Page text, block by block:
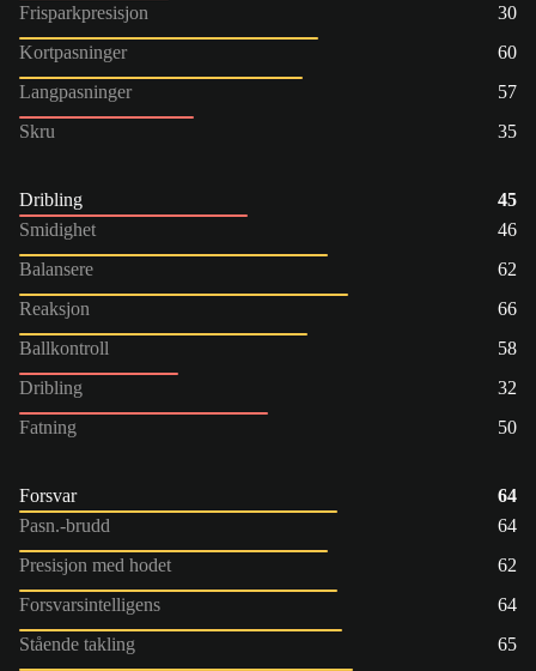
Frisparkpresisjon
30
Kortpasninger
60
Langpasninger
57
Skru
35
Dribling
45
Smidighet
46
Balansere
62
Reaksjon
66
Ballkontroll
58
Dribling
32
Fatning
50
Forsvar
64
Pasn.-brudd
64
Presisjon med hodet
62
Forsvarsintelligens
64
Stående takling
65